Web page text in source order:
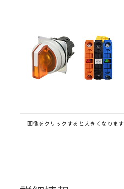
画像をクリックすると大きくなります